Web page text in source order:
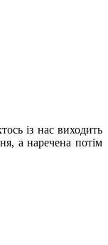
із нас виходить
а наречена потім